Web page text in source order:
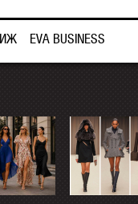
EVA BUSINESS